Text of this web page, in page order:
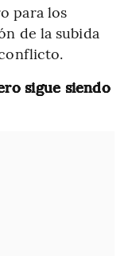
para los
de la subida
sigue siendo